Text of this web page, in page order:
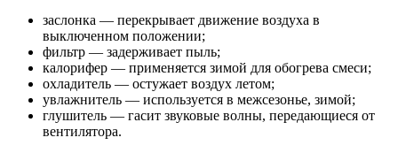
заслонка — перекрывает движение воздуха в
выключенном положении;
фильтр — задерживает пыль;
калорифер — применяется зимой для обогрева смеси;
охладитель — остужает воздух летом;
увлажнитель — используется в межсезонье, зимой;
глушитель — гасит звуковые волны, передающиеся от
вентилятора.